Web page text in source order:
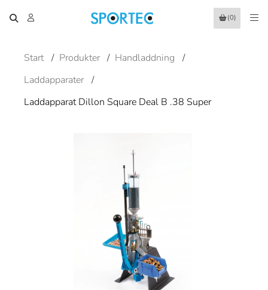
(0)
Start / Produkter / Handladdning
/
Laddapparater /
Laddapparat Dillon Square Deal B .38 Super